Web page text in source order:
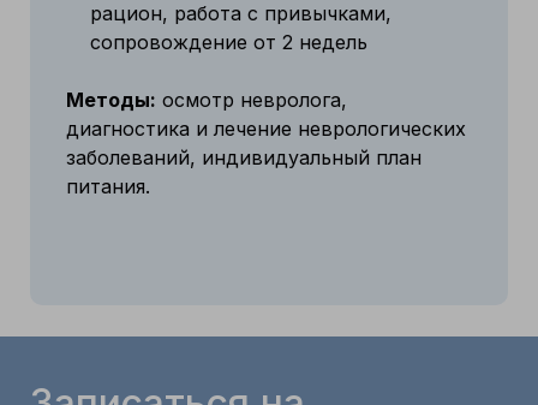
рацион, работа с привычками,
сопровождение от 2 недель
Методы: осмотр невролога,
диагностика и лечение неврологических
заболеваний, индивидуальный план
питания.